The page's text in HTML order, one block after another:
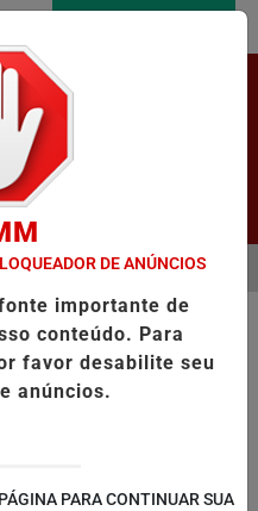
DE APRENDIZAGEM
MENU
DE ANÚNCIOS
importante de
conteúdo. Para
favor desabilite seu
anúncios.
PARA CONTINUAR SUA